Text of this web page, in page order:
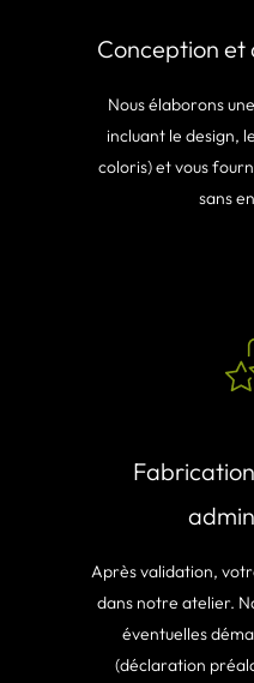
Conception et
Nous élaborons
incluant le design,
coloris) et vous
sans
Après validation,
dans notre atelier.
éventuelles
(déclaration